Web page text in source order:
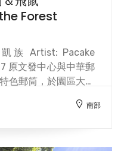
Forest
族 Artist: Pacake
色郵筒，於園區大門
」讓遊客能將園區美
每一個角落。 郵筒南部